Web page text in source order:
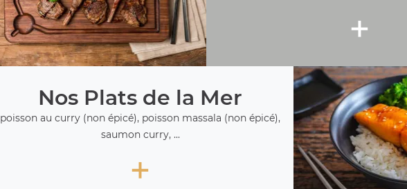
+
Nos Plats de la Mer
poisson au curry (non épicé), poisson massala (non épicé),
saumon curry, ...
+